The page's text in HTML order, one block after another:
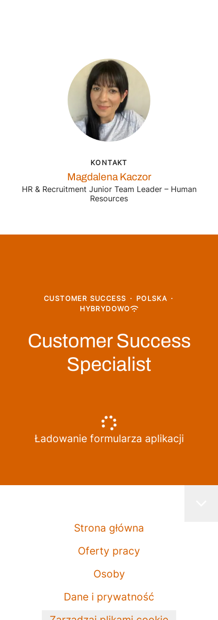
KONTAKT
Magdalena Kaczor
HR & Recruitment Junior Team Leader – Human
Resources
CUSTOMER SUCCESS · POLSKA ·
HYBRYDOWO
Customer Success
Specialist
Ładowanie formularza aplikacji
Strona główna
Oferty pracy
Osoby
Dane i prywatność